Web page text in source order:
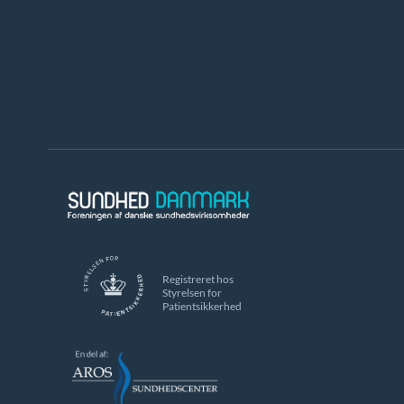
Registreret hos
Styrelsen for
Patientsikkerhed